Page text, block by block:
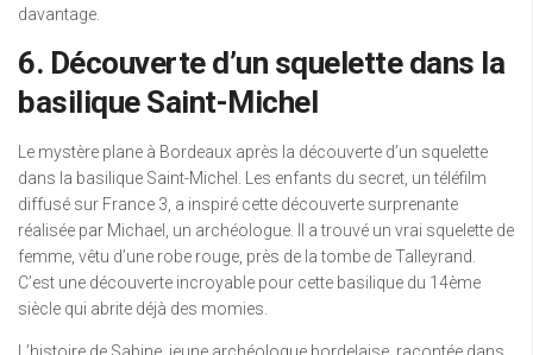
davantage.
6. Découverte d’un squelette dans la
basilique Saint-Michel
Le mystère plane à Bordeaux après la découverte d’un squelette
dans la basilique Saint-Michel. Les enfants du secret, un téléfilm
diffusé sur France 3, a inspiré cette découverte surprenante
réalisée par Michael, un archéologue. Il a trouvé un vrai squelette de
femme, vêtu d’une robe rouge, près de la tombe de Talleyrand.
C’est une découverte incroyable pour cette basilique du 14ème
siècle qui abrite déjà des momies.